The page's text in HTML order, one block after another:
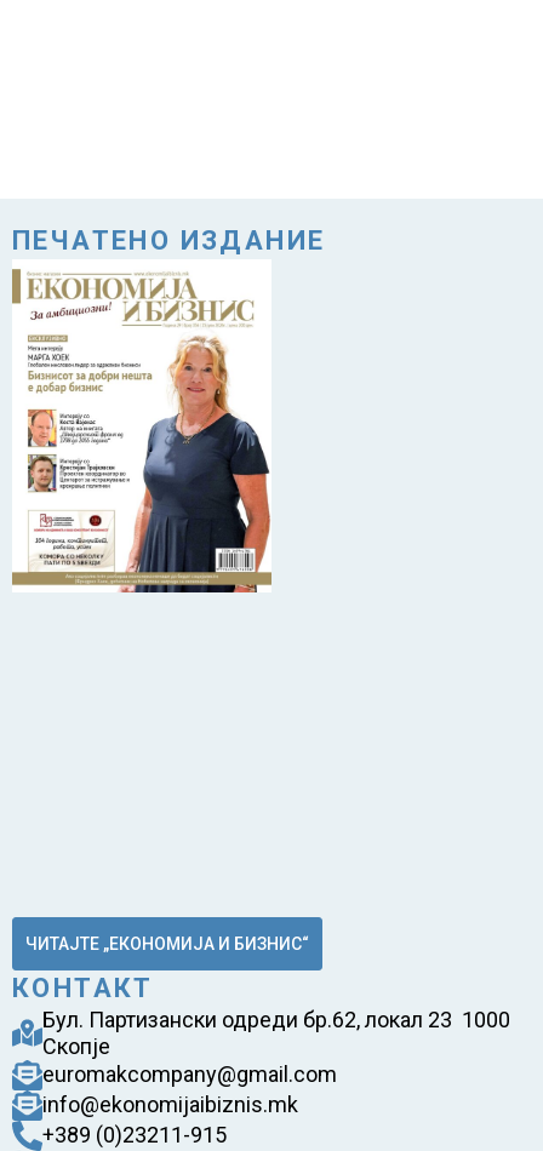
ПЕЧАТЕНО ИЗДАНИЕ
ЧИТАЈТЕ „ЕКОНОМИЈА И БИЗНИС“
КОНТАКТ
Бул. Партизански одреди бр.62, локал 23 1000
Скопје
euromakcompany@gmail.com
info@ekonomijaibiznis.mk
+389 (0)23211-915